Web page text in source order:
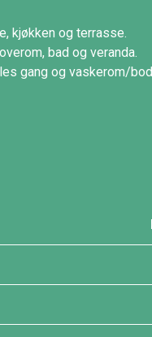
kjøkken og terrasse.
bad og veranda.
gang og vaskerom/bod